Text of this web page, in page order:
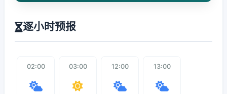
逐小时预报
02:00 03:00 12:00 13:00